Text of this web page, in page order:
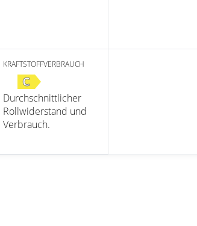
KRAFTSTOFFVERBRAUCH
C
Durchschnittlicher
Rollwiderstand und
Verbrauch.